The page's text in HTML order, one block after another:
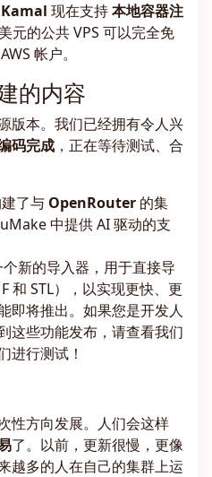
Kamal 现在支持本地容器注
元的公共 VPS 可以完全免
帐户。
的内容
版本。我们已经拥有令人兴
码完成 ，正在等待测试、合
了与 OpenRouter 的集
中提供 AI 驱动的支
个新的导入器，用于直接导
和 STL），以实现更快、更
即将推出。如果您是开发人
这些功能发布，请查看我们
进行测试！
性方向发展。人们会这样
了。以前，更新很慢，更像
越多的人在自己的集群上运